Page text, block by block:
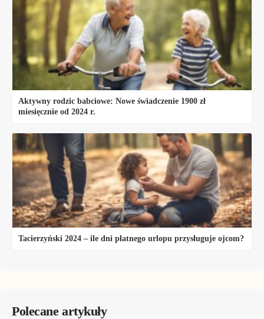
Aktywny rodzic babciowe: Nowe świadczenie 1900 zł
miesięcznie od 2024 r.
Tacierzyński 2024 – ile dni płatnego urlopu przysługuje ojcom?
Polecane artykuły